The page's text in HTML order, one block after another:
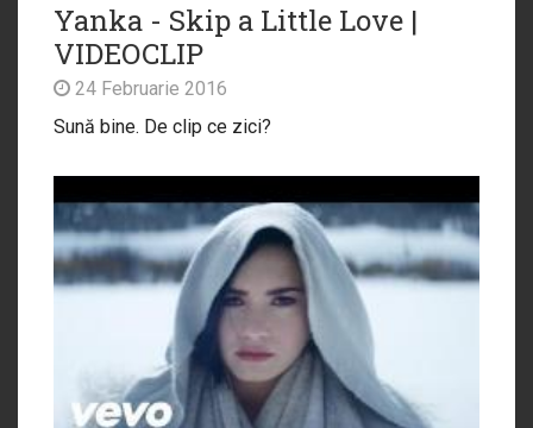
Yanka - Skip a Little Love |
VIDEOCLIP
24 Februarie 2016
Sună bine. De clip ce zici?